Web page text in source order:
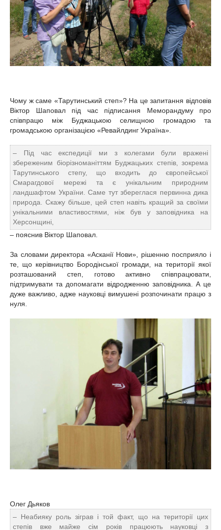
Чому ж саме «Тарутинський степ»? На це запитання відповів
Віктор Шаповал під час підписання Меморандуму про
співпрацю між Буджацькою селищною громадою та
громадською організацією «Ревайлдинг Україна».
– Під час експедиції ми з колегами були вражені
збереженим біорізноманіттям Буджацьких степів, зокрема
Тарутинського степу, що входить до європейської
Смарагдової мережі та є унікальним природним
ландшафтом України. Саме тут збереглася первинна дика
природа. Скажу більше, цей степ навіть кращий за своїми
унікальними властивостями, ніж був у заповідника на
Херсонщині,
– пояснив Віктор Шаповал.
За словами директора «Асканії Нови», рішенню посприяло і
те, що керівництво Бородінської громади, на території якої
розташований степ, готово активно співпрацювати,
підтримувати та допомагати відродженню заповідника. А це
дуже важливо, адже науковці вимушені розпочинати працю з
нуля.
Олег Дьяков
– Неабияку роль зіграв і той факт, що на території цих
степів вже майже сім років працюють науковці з